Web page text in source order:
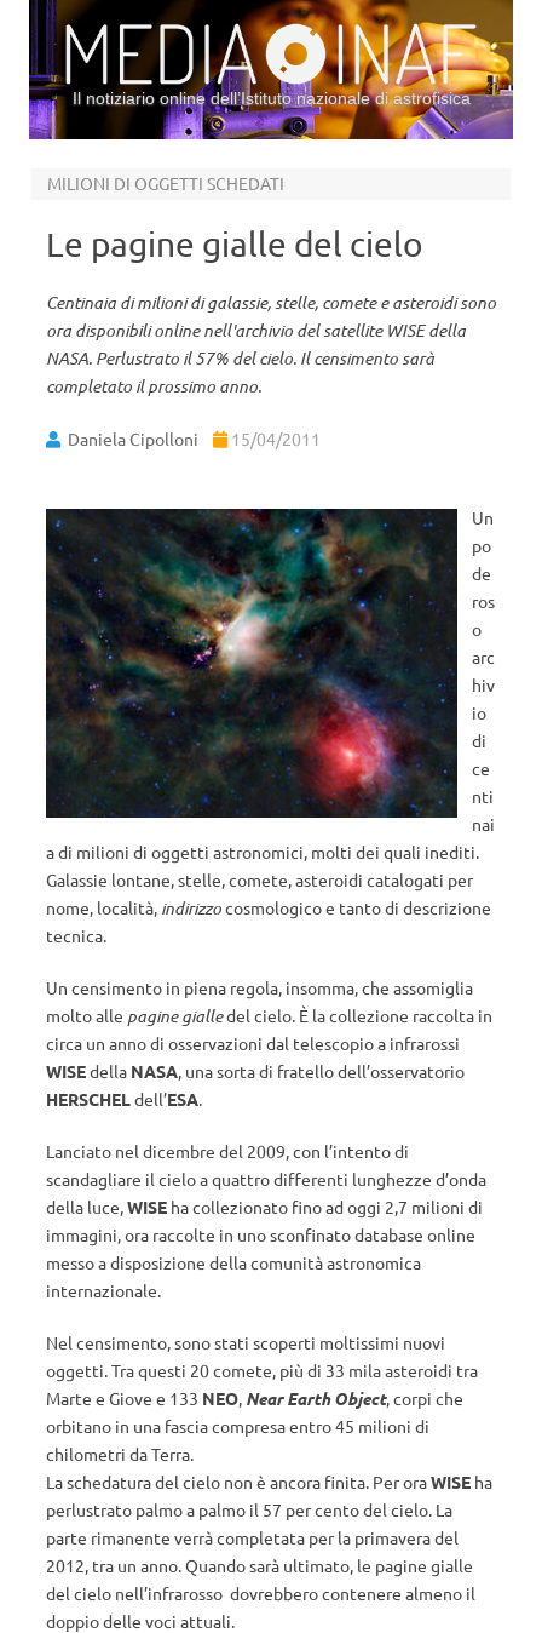
Il notiziario online dell’Istituto nazionale di astrofisica
MILIONI DI OGGETTI SCHEDATI
Le pagine gialle del cielo
Centinaia di milioni di galassie, stelle, comete e asteroidi sono
ora disponibili online nell'archivio del satellite WISE della
NASA. Perlustrato il 57% del cielo. Il censimento sarà
completato il prossimo anno.
Daniela Cipolloni 15/04/2011
Un
po
de
ros
o
arc
hiv
io
di
ce
nti
nai
a di milioni di oggetti astronomici, molti dei quali inediti.
Galassie lontane, stelle, comete, asteroidi catalogati per
nome, località, indirizzocosmologico e tanto di descrizione
tecnica.
Un censimento in piena regola, insomma, che assomiglia
molto alle pagine gialledel cielo. È la collezione raccolta in
circa un anno di osservazioni dal telescopio a infrarossi
WISEdella NASA, una sorta di fratello dell’osservatorio
HERSCHELdell’ESA.
Lanciato nel dicembre del 2009, con l’intento di
scandagliare il cielo a quattro differenti lunghezze d’onda
della luce,WISE ha collezionato fino ad oggi 2,7 milioni di
immagini, ora raccolte in uno sconfinato database online
messo a disposizione della comunità astronomica
internazionale.
Nel censimento, sono stati scoperti moltissimi nuovi
oggetti. Tra questi 20 comete, più di 33 mila asteroidi tra
Marte e Giove e 133 NEO, Near Earth Object, corpi che
orbitano in una fascia compresa entro 45 milioni di
chilometri da Terra.
La schedatura del cielo non è ancora finita. Per oraWISE ha
perlustrato palmo a palmo il 57 per cento del cielo. La
parte rimanente verrà completata per la primavera del
2012, tra un anno. Quando sarà ultimato, le pagine gialle
del cielo nell’infrarosso dovrebbero contenere almeno il
doppio delle voci attuali.